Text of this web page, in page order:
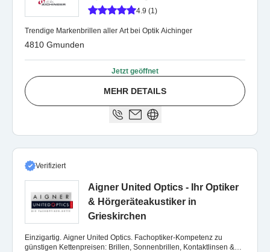
4.9 (1)
Trendige Markenbrillen aller Art bei Optik Aichinger
4810 Gmunden
Jetzt geöffnet
MEHR DETAILS
Verifiziert
Aigner United Optics - Ihr Optiker
& Hörgeräteakustiker in
Grieskirchen
Einzigartig. Aigner United Optics. Fachoptiker-Kompetenz zu
günstigen Kettenpreisen: Brillen, Sonnenbrillen, Kontaktlinsen &